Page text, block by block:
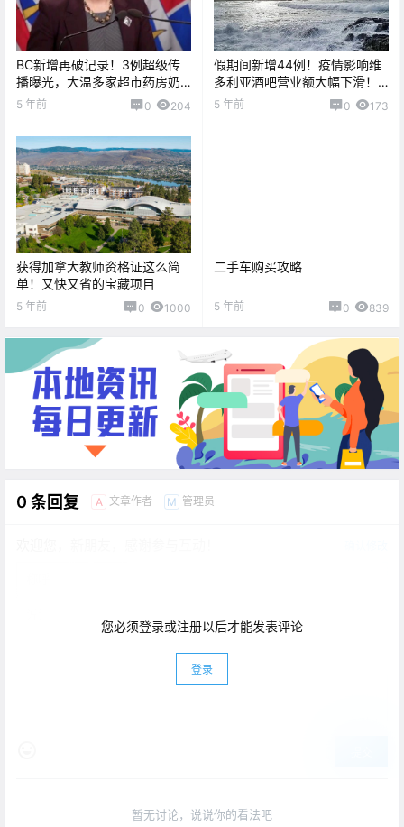
BC新增再破记录！3例超级传
播曝光，大温多家超市药房奶
茶店爆毒
5 年前 0 204
假期间新增44例！疫情影响维
多利亚酒吧营业额大幅下滑！
今晚维多利亚夜间将迎来大
5 年前 0 173
获得加拿大教师资格证这么简
单！又快又省的宝藏项目
5 年前 0 1000
二手车购买攻略
5 年前 0 839
0 条回复 A 文章作者 M 管理员
您必须登录或注册以后才能发表评论
登录
暂无讨论，说说你的看法吧